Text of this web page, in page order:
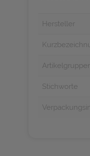
Hersteller
Stichworte